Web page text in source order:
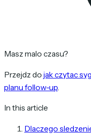
Masz malo czasu?
Przejdz do jak czytac
planu follow-up
In this article
Dlaczego